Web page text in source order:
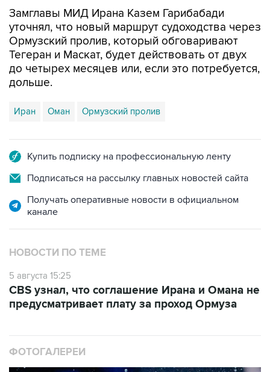
Замглавы МИД Ирана Казем Гарибабади
уточнял, что новый маршрут судоходства через
Ормузский пролив, который обговаривают
Тегеран и Маскат, будет действовать от двух
до четырех месяцев или, если это потребуется,
дольше.
Иран Оман Ормузский пролив
Купить подписку на профессиональную ленту
Подписаться на рассылку главных новостей сайта
Получать оперативные новости в официальном
канале
НОВОСТИ ПО ТЕМЕ
5 августа 15:25
CBS узнал, что соглашение Ирана и Омана не
предусматривает плату за проход Ормуза
ФОТОГАЛЕРЕИ